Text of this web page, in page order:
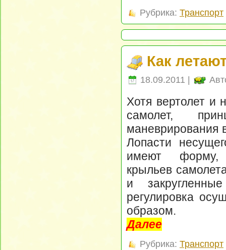
Рубрика: Транспорт
Как
18.09.2011 |
Хотя вертолет и
самолет,
маневрирования
Лопасти
имеют
крыльев
и
регулировка
образом.
Далее
Рубрика: Транспорт